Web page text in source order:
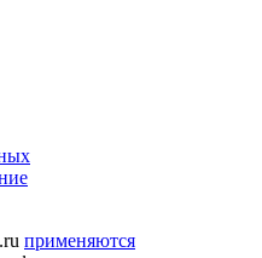
применяются